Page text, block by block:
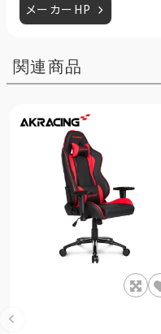
メーカーHP
関連商品